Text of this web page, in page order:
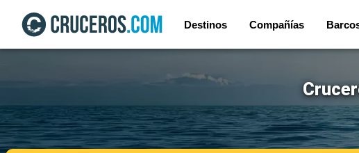
Destinos Compañías